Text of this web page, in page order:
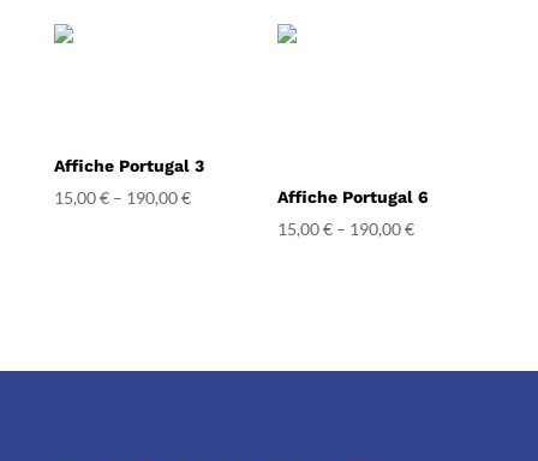
Affiche Portugal 3
15,00€– 190,00€ Affiche Portugal 6
15,00€ – 190,00€